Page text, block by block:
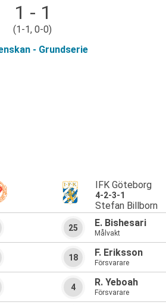
1 - 1
(1-1, 0-0)
- Grundserie
IFK Göteborg
4-2-3-1
Stefan Billborn
25 E. Bishesari
Målvakt
18 F. Eriksson
Försvarare
4 R. Yeboah
Försvarare